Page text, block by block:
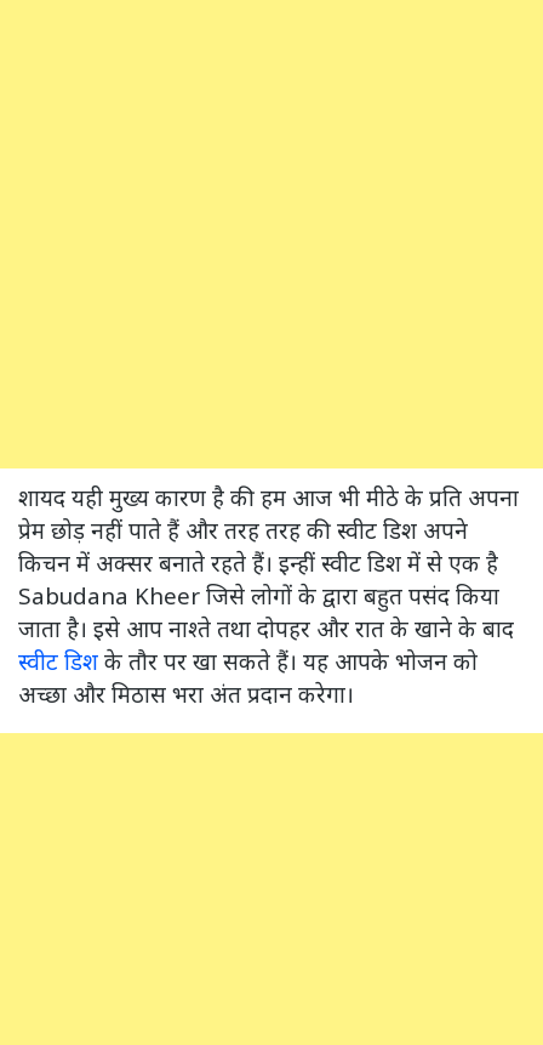
शायद यही मुख्य कारण है की हम आज भी मीठे के प्रति अपना
प्रेम छोड़ नहीं पाते हैं और तरह तरह की स्वीट डिश अपने
किचन में अक्सर बनाते रहते हैं। इन्हीं स्वीट डिश में से एक है
Sabudana Kheer जिसे लोगों के द्वारा बहुत पसंद किया
जाता है। इसे आप नाश्ते तथा दोपहर और रात के खाने के बाद
स्वीट डिश के तौर पर खा सकते हैं। यह आपके भोजन को
अच्छा और मिठास भरा अंत प्रदान करेगा।